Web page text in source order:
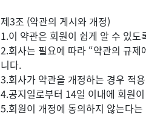
제3조 (약관의 게시와 개정)
1.이 약관은 회원이 쉽게 알 수 있
2.회사는 필요에 따라 “약관의 규
니다.
3.회사가 약관을 개정하는 경우 적
4.공지일로부터 14일 이내에 회원
5.회원이 개정에 동의하지 않는다